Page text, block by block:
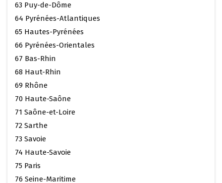
63 Puy-de-Dôme
64 Pyrénées-Atlantiques
65 Hautes-Pyrénées
66 Pyrénées-Orientales
67 Bas-Rhin
68 Haut-Rhin
69 Rhône
70 Haute-Saône
71 Saône-et-Loire
72 Sarthe
73 Savoie
74 Haute-Savoie
75 Paris
76 Seine-Maritime